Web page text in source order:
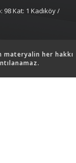
Kat: 1 Kadıköy /
materyalin her hakkı